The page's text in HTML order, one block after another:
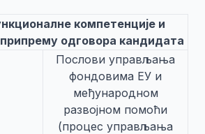
компетенције и
припрему одговора кандидата
Послови управљања
фондовима ЕУ и
међународном
развојном помоћи
(процес управљања